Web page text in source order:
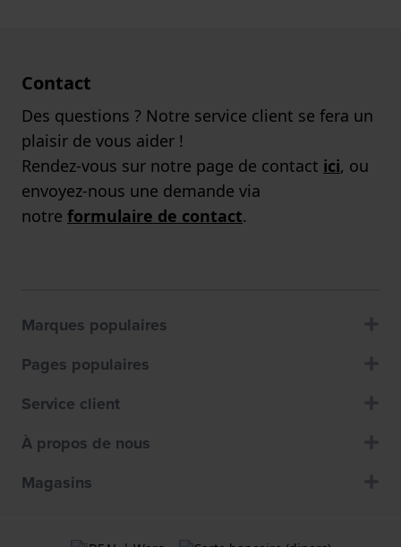
Contact
Des questions ? Notre service client se fera un
plaisir de vous aider !
Rendez-vous sur notre page de contact ici, ou
envoyez-nous une demande via
notre formulaire de contact.
Marques populaires
Pages populaires
Service client
À propos de nous
Magasins